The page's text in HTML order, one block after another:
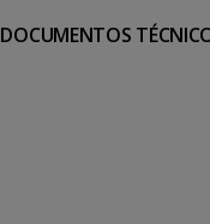
DOCUMENTOS